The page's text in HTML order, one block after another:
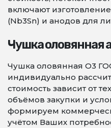
включают
(Nb3Sn) и анодов для
Чушка оловянная
Чушка оловянная О3
индивидуально
стоимость зависит от
объёмов закупки и
формируем
учётом Ваших